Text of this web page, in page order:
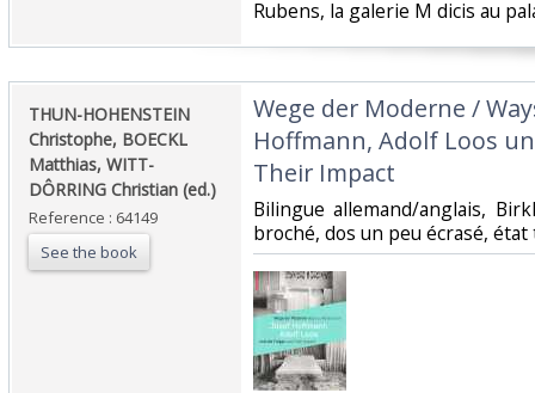
‎Rubens, la galerie M dicis au
‎THUN-HOHENSTEIN
Christophe, BOECKL
Matthias, WITT-
DÔRRING Christian (ed.)‎
Reference : 64149
See the book
‎Wege der Moderne /
Hoffmann, Adolf Loos
Their Impact‎
‎Bilingue allemand/anglais,
broché, dos un peu écrasé,